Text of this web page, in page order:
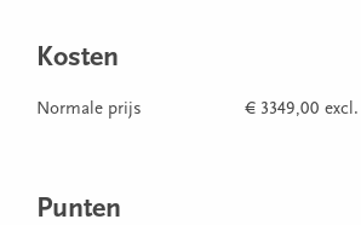
Kosten
Normale prijs € 3349,00
Punten